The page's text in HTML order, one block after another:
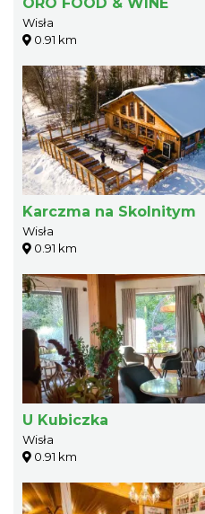
Wisła
0.91 km
Karczma na Skolnitym
Wisła
0.91 km
U Kubiczka
Wisła
0.91 km